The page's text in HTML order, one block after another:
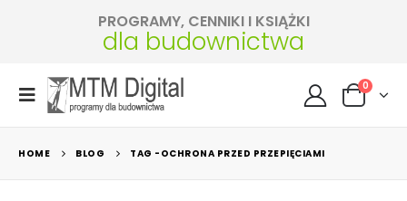
PROGRAMY, CENNIKI I KSIĄŻKI
dla budownictwa
0
HOME BLOG TAG - OCHRONA PRZED PRZEPIĘCIAMI